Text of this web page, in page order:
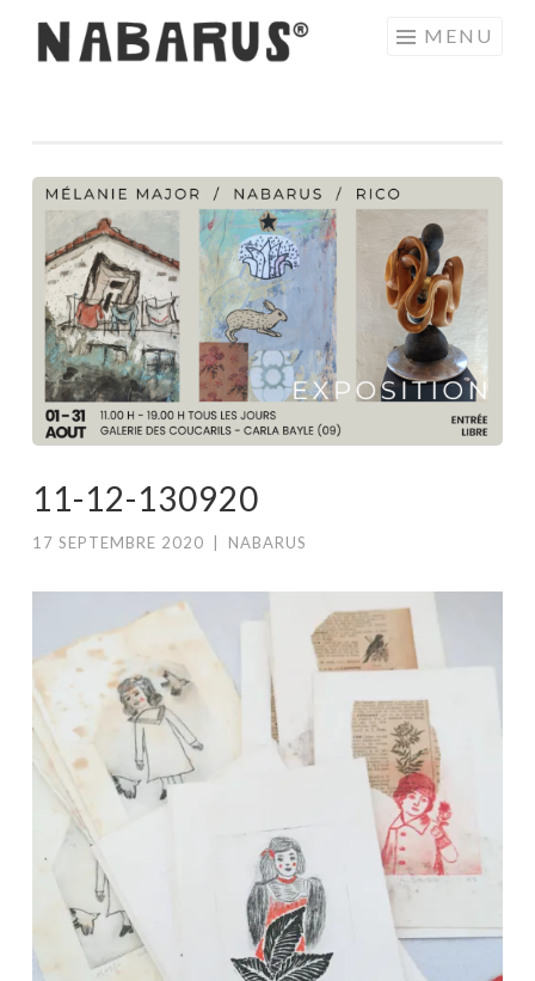
Aller
au
MENU
11-12-130920
17 SEPTEMBRE 2020 NABARUS